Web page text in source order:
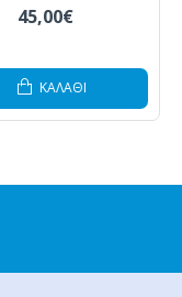
45,00€
ΚΑΛΆΘΙ